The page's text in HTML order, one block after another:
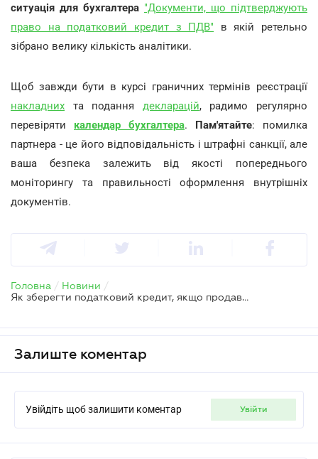
ситуація для бухгалтера "Документи, що підтверджують
право на податковий кредит з ПДВ" в якій ретельно
зібрано велику кількість аналітики.
Щоб завжди бути в курсі граничних термінів реєстрації
накладних та подання декларацій, радимо регулярно
перевіряти календар бухгалтера. Пам'ятайте: помилка
партнера - це його відповідальність і штрафні санкції, але
ваша безпека залежить від якості попереднього
моніторингу та правильності оформлення внутрішніх
документів.
Головна / Новини /
Як зберегти податковий кредит, якщо продавець не показав зобов’язання
Залиште коментар
Увійдіть щоб залишити коментар увійти